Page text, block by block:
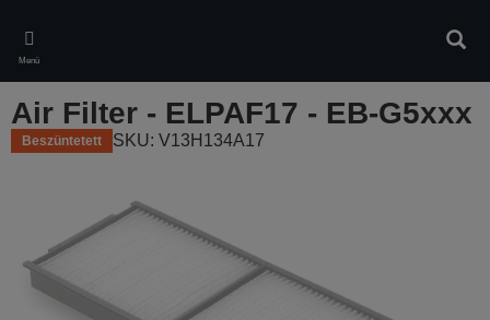
main
content
Menü
Air Filter - ELPAF17 - EB-G5xxx
Beszüntetett SKU: V13H134A17